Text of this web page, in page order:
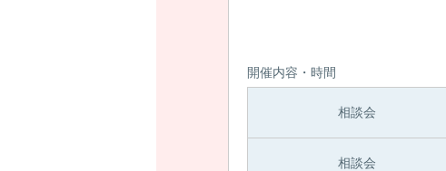
開催内容・時間
相談会
相談会